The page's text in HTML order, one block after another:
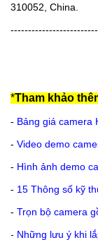
310052, China.
*Tham khảo
- Bảng giá camera
- Video demo
- Hình ảnh demo
- 15 Thông số kỹ
- Trọn bộ camera
- Những lưu ý khi